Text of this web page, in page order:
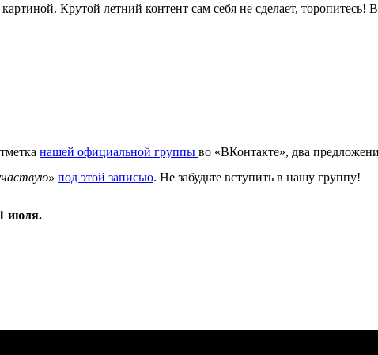
Крутой летний контент сам себя не сделает,
нашей официальной группы во «ВКонтакте», два
под этой записью. Не забудьте вступить в нашу группу!
июля.